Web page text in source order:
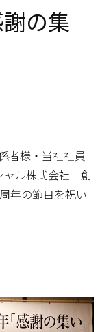
の集
者様・当社社員
ャル株式会社 創
年の節目を祝い